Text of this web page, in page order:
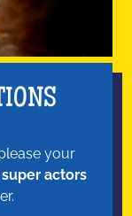
your
actors